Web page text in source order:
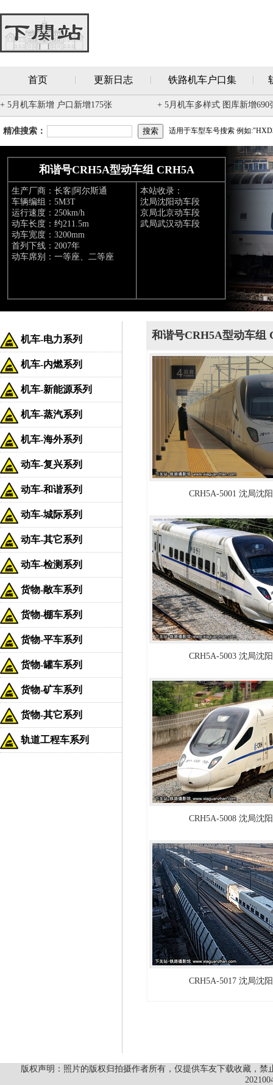
首页 更新日志 铁路机车户口集
+ 5月机车新增 户口新增175张 + 5月机车多样式 图库新增690
精准搜索： 适用于车型车号搜索 例如
和谐号CRH5A型动车组 CRH5A
生产厂商：长客|阿尔斯通
车辆编组：5M3T
运行速度：250km/h
动车长度：约211.5m
动车宽度：3200mm
首列下线：2007年
动车席别：一等座、二等座
本站收录：
沈局沈阳动车段
京局北京动车段
武局武汉动车段
机车-电力系列
机车-内燃系列
机车-新能源系列
机车-蒸汽系列
机车-海外系列
动车-复兴系列
动车-和谐系列
动车-城际系列
动车-其它系列
动车-检测系列
货物-敞车系列
货物-棚车系列
货物-平车系列
货物-罐车系列
货物-矿车系列
货物-其它系列
轨道工程车系列
和谐号CRH5A型动车组
CRH5A-5001 沈局沈
CRH5A-5003 沈局沈
CRH5A-5008 沈局沈
CRH5A-5017 沈局沈
版权声明：照片的版权归拍摄作者所有，仅提供车友下载收藏，